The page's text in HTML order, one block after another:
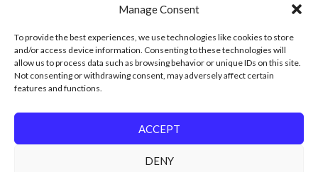
Manage Consent
To provide the best experiences, we use technologies like cookies to store
and/or access device information. Consenting to these technologies will
allow us to process data such as browsing behavior or unique IDs on this site.
Not consenting or withdrawing consent, may adversely affect certain
features and functions.
ACCEPT
DENY
Трапезни маси и столове
Шкафове и витрини